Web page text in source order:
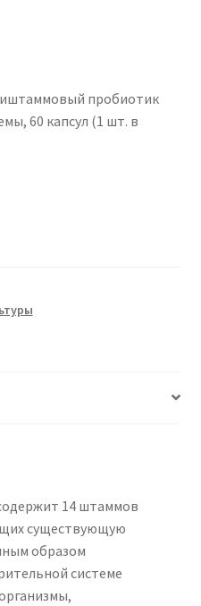
пробиотик
60 капсул (1 шт. в
14 штаммов
существующую
образом
системе